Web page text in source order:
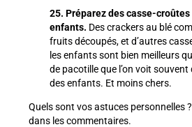
25. Préparez des casse-
enfants. Des crackers au blé
fruits découpés, et d’autres
les enfants sont bien meilleurs
de pacotille que l’on voit
des enfants. Et moins chers.
Quels sont vos astuces personnelles
dans les commentaires.